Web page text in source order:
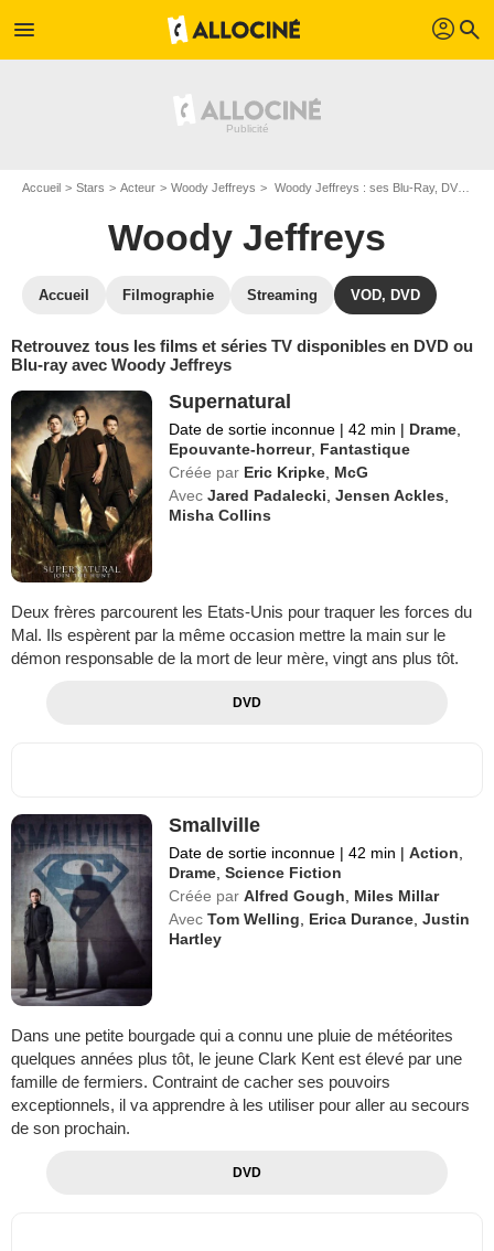
menu profil search
Accueil Stars Acteur Woody Jeffreys Woody Jeffreys : ses Blu-Ray, DVD, VOD, SVOD
Woody Jeffreys
Accueil Filmographie Streaming VOD, DVD
Retrouvez tous les films et séries TV disponibles en DVD ou
Blu-ray avec Woody Jeffreys
Supernatural
Date de sortie inconnue | 42 min | Drame
Epouvante-horreur, Fantastique
Créée par Eric Kripke McG
Avec Jared Padalecki ,Jensen Ackles
Misha Collins
Deux frères parcourent les Etats-Unis pour traquer les forces du
Mal. Ils espèrent par la même occasion mettre la main sur le
démon responsable de la mort de leur mère, vingt ans plus tôt.
DVD
Smallville
Date de sortie inconnue | 42 min | Action
Drame ,Science Fiction
Créée par Alfred Gough
Miles Millar
Avec Tom Welling Erica Durance ,Justin
Hartley
Dans une petite bourgade qui a connu une pluie de météorites
quelques années plus tôt, le jeune Clark Kent est élevé par une
famille de fermiers. Contraint de cacher ses pouvoirs
exceptionnels, il va apprendre à les utiliser pour aller au secours
de son prochain.
DVD